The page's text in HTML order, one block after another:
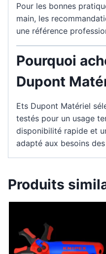
Pour les bonnes
main, les
une référence
Pourquoi
Dupont
Ets Dupont Matériel
testés pour un usage
disponibilité rapide et
adapté aux besoins
Produits